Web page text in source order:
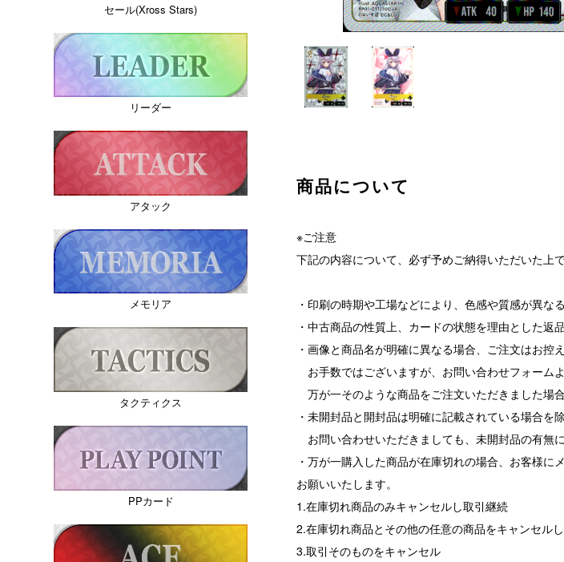
商品について
※ご注意
下記の内容について、必ず予めご納得いただいた上
・印刷の時期や工場などにより、色感や質感が異な
・中古商品の性質上、カードの状態を理由とした返
・画像と商品名が明確に異なる場合、ご注文はお控え
お手数ではございますが、お問い合わせフォーム
万が一そのような商品をご注文いただきました場
・未開封品と開封品は明確に記載されている場合を
お問い合わせいただきましても、未開封品の有無
・万が一購入した商品が在庫切れの場合、お客様
お願いいたします。
1.在庫切れ商品のみキャンセルし取引継続
2.在庫切れ商品とその他の任意の商品をキャンセル
3.取引そのものをキャンセル
セール(Xross Stars)
リーダー
アタック
メモリア
タクティクス
PPカード